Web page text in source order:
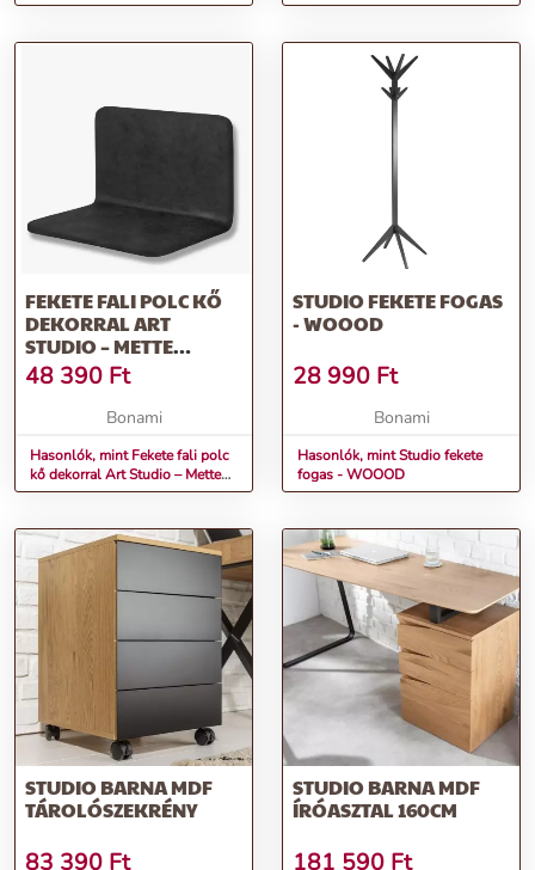
FEKETE FALI POLC KŐ
DEKORRAL ART
STUDIO – METTE
DITMER DENMARK
48 390 Ft
Bonami
Hasonlók, mint Fekete fali polc
kő dekorral Art Studio – Mette
Ditmer Denmark
STUDIO FEKETE FOGAS
- WOOOD
28 990 Ft
Bonami
Hasonlók, mint Studio fekete
fogas - WOOOD
STUDIO BARNA MDF
TÁROLÓSZEKRÉNY
83 390 Ft
STUDIO BARNA MDF
ÍRÓASZTAL 160CM
181 590 Ft